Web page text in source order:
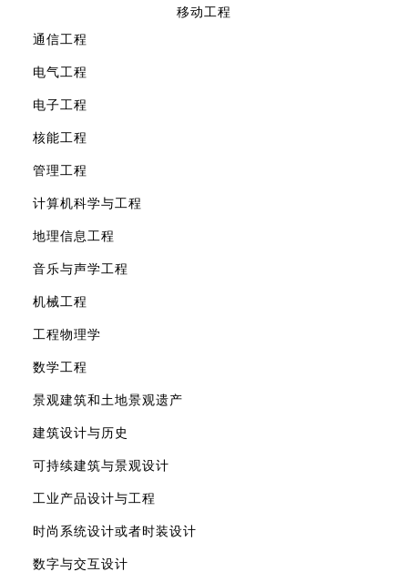
移动工程
通信工程
电气工程
电子工程
核能工程
管理工程
计算机科学与工程
地理信息工程
音乐与声学工程
机械工程
工程物理学
数学工程
景观建筑和土地景观遗产
建筑设计与历史
可持续建筑与景观设计
工业产品设计与工程
时尚系统设计或者时装设计
数字与交互设计